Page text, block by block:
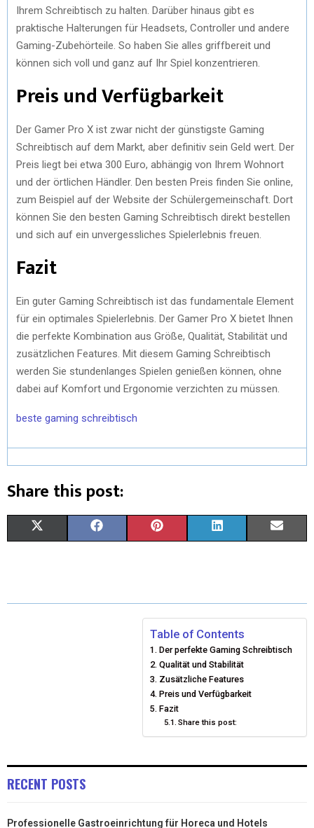
Ihrem Schreibtisch zu halten. Darüber hinaus gibt es
praktische Halterungen für Headsets, Controller und andere
Gaming-Zubehörteile. So haben Sie alles griffbereit und
können sich voll und ganz auf Ihr Spiel konzentrieren.
Preis und Verfügbarkeit
Der Gamer Pro X ist zwar nicht der günstigste Gaming
Schreibtisch auf dem Markt, aber definitiv sein Geld wert. Der
Preis liegt bei etwa 300 Euro, abhängig von Ihrem Wohnort
und der örtlichen Händler. Den besten Preis finden Sie online,
zum Beispiel auf der Website der Schülergemeinschaft. Dort
können Sie den besten Gaming Schreibtisch direkt bestellen
und sich auf ein unvergessliches Spielerlebnis freuen.
Fazit
Ein guter Gaming Schreibtisch ist das fundamentale Element
für ein optimales Spielerlebnis. Der Gamer Pro X bietet Ihnen
die perfekte Kombination aus Größe, Qualität, Stabilität und
zusätzlichen Features. Mit diesem Gaming Schreibtisch
werden Sie stundenlanges Spielen genießen können, ohne
dabei auf Komfort und Ergonomie verzichten zu müssen.
beste gaming schreibtisch
Share this post:
W E T
E
R
E
S
K
D
I
I
Table of Contents
Der perfekte Gaming Schreibtisch
Qualität und Stabilität
Zusätzliche Features
Preis und Verfügbarkeit
Fazit
Share this post:
RECENT POSTS
Professionelle Gastroeinrichtung für Horeca und Hotels